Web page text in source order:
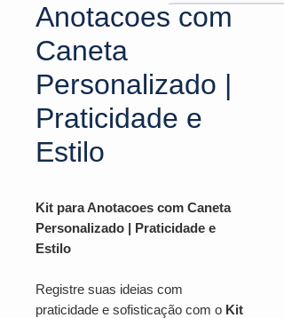
Anotacoes com
Caneta
Personalizado |
Praticidade e
Estilo
Kit para Anotacoes com Caneta
Personalizado | Praticidade e
Estilo
Registre suas ideias com
praticidade e sofisticação com o Kit